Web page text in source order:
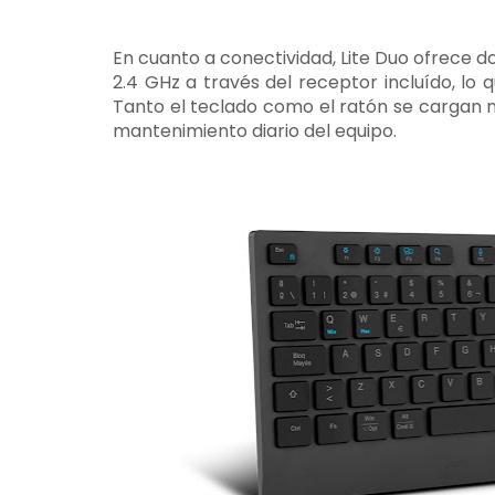
En cuanto a conectividad, Lite Duo ofrece
2.4 GHz a través del receptor incluído, lo
Tanto el teclado como el ratón se cargan
mantenimiento diario del equipo.